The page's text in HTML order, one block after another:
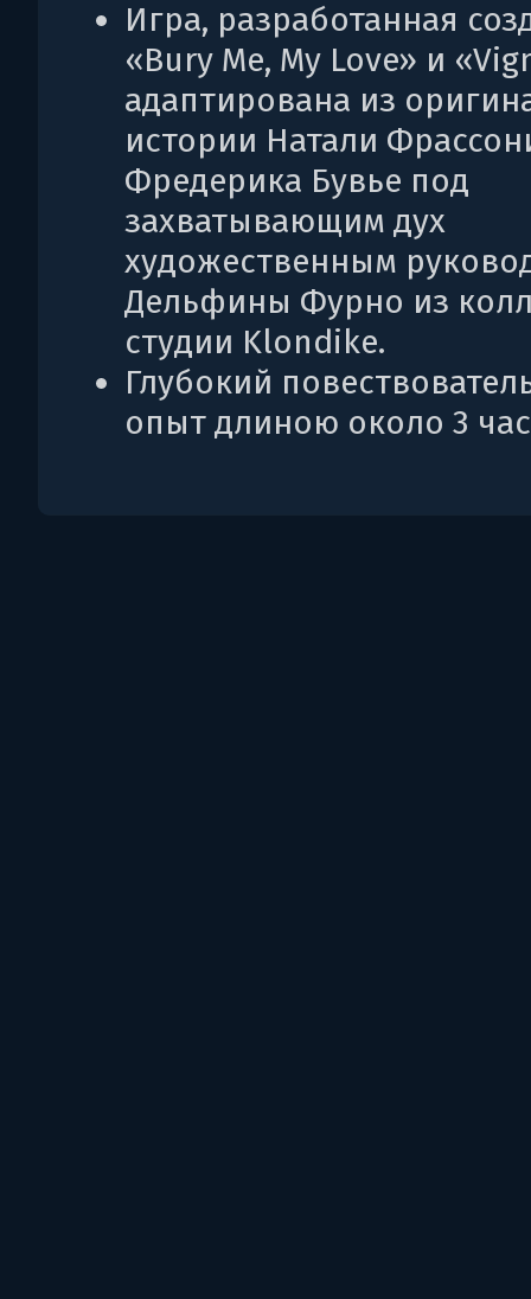
Игра, разработанная
«Bury Me, My Love» и
адаптирована из
истории Натали
Фредерика Бувье под
захватывающим дух
художественным
Дельфины Фурно из
студии Klondike.
Глубокий
опыт длиною около 3